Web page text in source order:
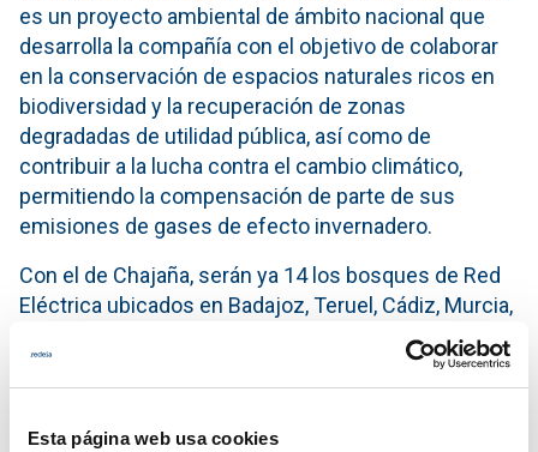
Esta página web usa cookies
es un proyecto ambiental de ámbito nacional que
desarrolla la compañía con el objetivo de colaborar
en la conservación de espacios naturales ricos en
biodiversidad y la recuperación de zonas
degradadas de utilidad pública, así como de
contribuir a la lucha contra el cambio climático,
permitiendo la compensación de parte de sus
emisiones de gases de efecto invernadero.
Con el de Chajaña, serán ya 14 los bosques de Red
Eléctrica ubicados en Badajoz, Teruel, Cádiz, Murcia,
Valencia, Vizcaya, Albacete, Mallorca, Zamora, La
Coruña, Gran Canaria y Asturias que permiten la
recuperación de cerca de 840 hectáreas, con la
plantación de 682.400 árboles y arbustos de